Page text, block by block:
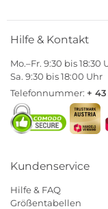
Hilfe & Kontakt
Mo.–Fr. 9:30 bis 18:30
Sa. 9:30 bis 18:00 Uhr
Telefonnummer: +
Kundenservice
Hilfe & FAQ
Größentabellen